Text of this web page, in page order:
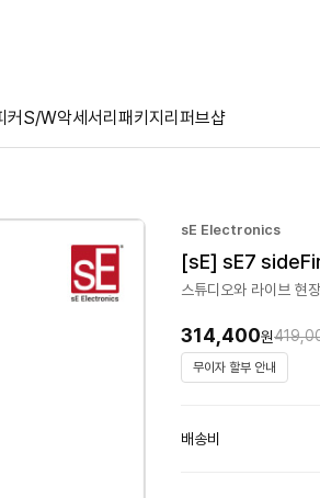
커S/W악세서리 패키지리퍼브샵
sE Electronics
[sE] sE7
스튜디오와 라이브 현
314,400원
무이자 할부 안내
배송비